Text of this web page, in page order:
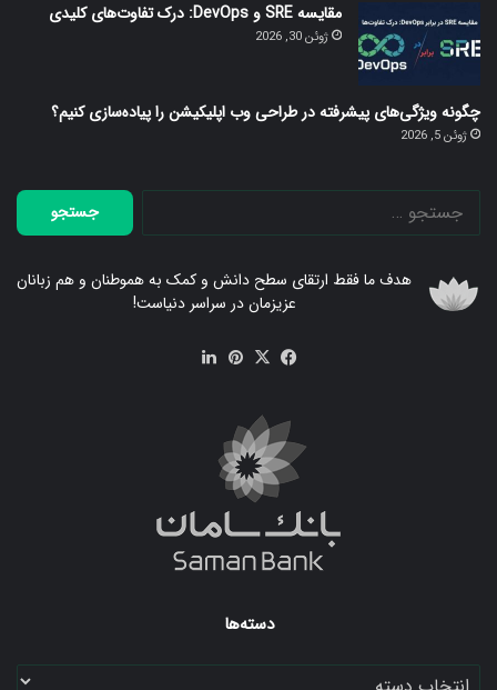
مقایسه SRE و DevOps: درک تفاوت‌های کلیدی
ژوئن 30, 2026
چگونه ویژگی‌های پیشرفته در طراحی وب اپلیکیشن را پیاده‌سازی کنیم؟
ژوئن 5, 2026
جستجو
برای:
هدف ما فقط ارتقای سطح دانش و کمک به هموطنان و هم زبانان
عزیزمان در سراسر دنیاست!
فیسX ‫پین‌ترست
دسته‌ها
دسته‌ها